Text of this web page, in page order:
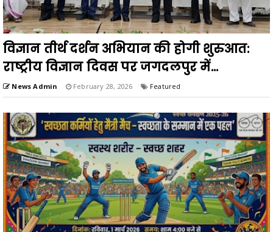
विज्ञान तीर्थ दर्शन अभियान की होगी शुरुआत:
राष्ट्रीय विज्ञान दिवस पर जगदलपुर में...
News Admin February 28, 2026 Featured